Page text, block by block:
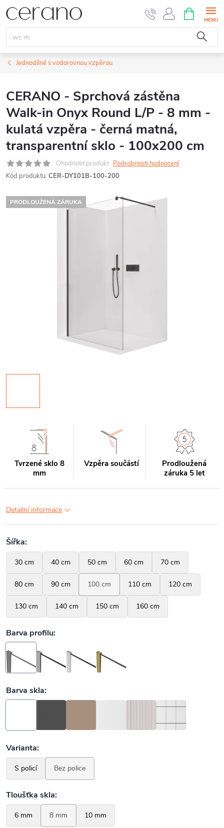
Přejít
na
obsah
NÁKUPNÍ
KOŠÍK
Jednodílné s vodorovnou vzpěrou
CERANO - Sprchová zástěna
Walk-in Onyx Round L/P - 8 mm -
kulatá vzpěra - černá matná,
transparentní sklo - 100x200 cm
Ohodnotit produkt Podrobnosti hodnocení
Kód produktu: CER-DY101B-100-200
PRODLOUŽENÁ ZÁRUKA
Tvrzené sklo 8
mm
Vzpěra součástí
Prodloužená
záruka 5 let
Detailní informace